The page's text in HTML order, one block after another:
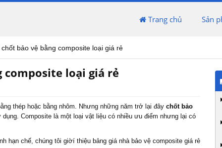
Trang chủ Sản
bảo vệ bằng composite loại giá rẻ
composite loại giá rẻ
thép hoặc bằng nhôm. Nhưng những năm trở lại đây chốt bảo
Composite là một loại vật liệu có nhiều ưu điểm nhưng lại có
hạn chế, chúng tôi giờí thiệu bảng giá nhà bảo vệ composite giá rẻ